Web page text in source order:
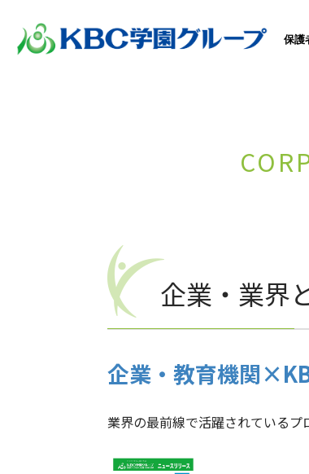
保護
企業・業界
企業・教育機関
業界の最前線で活躍されているプ